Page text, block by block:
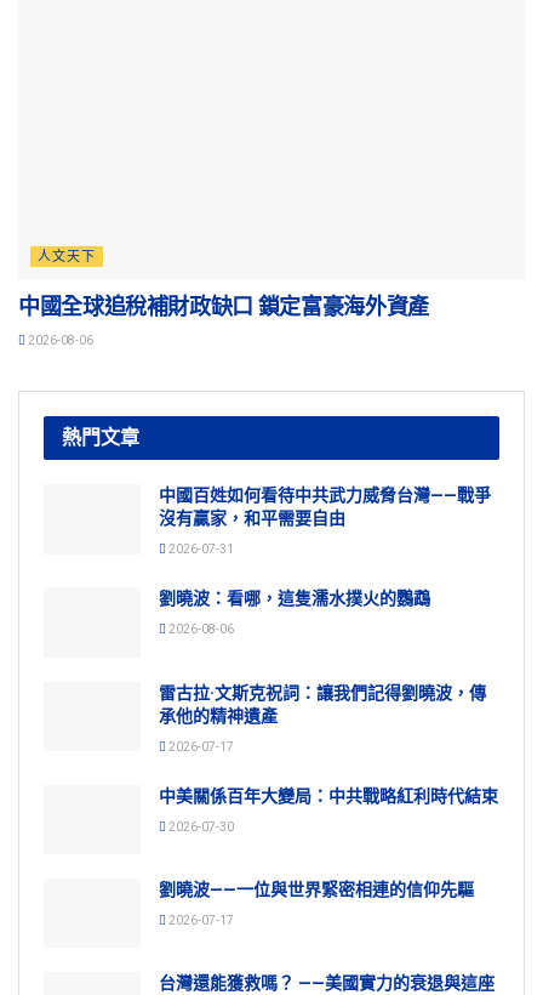
人文天下
中國全球追稅補財政缺口 鎖定富豪海外資產
2026-08-06
熱門文章
中國百姓如何看待中共武力威脅台灣——戰爭
沒有贏家，和平需要自由
2026-07-31
劉曉波：看哪，這隻濡水撲火的鸚鵡
2026-08-06
雷古拉·文斯克祝詞：讓我們記得劉曉波，傳
承他的精神遺產
2026-07-17
中美關係百年大變局：中共戰略紅利時代結束
2026-07-30
劉曉波——一位與世界緊密相連的信仰先驅
2026-07-17
台灣還能獲救嗎？ ——美國實力的衰退與這座